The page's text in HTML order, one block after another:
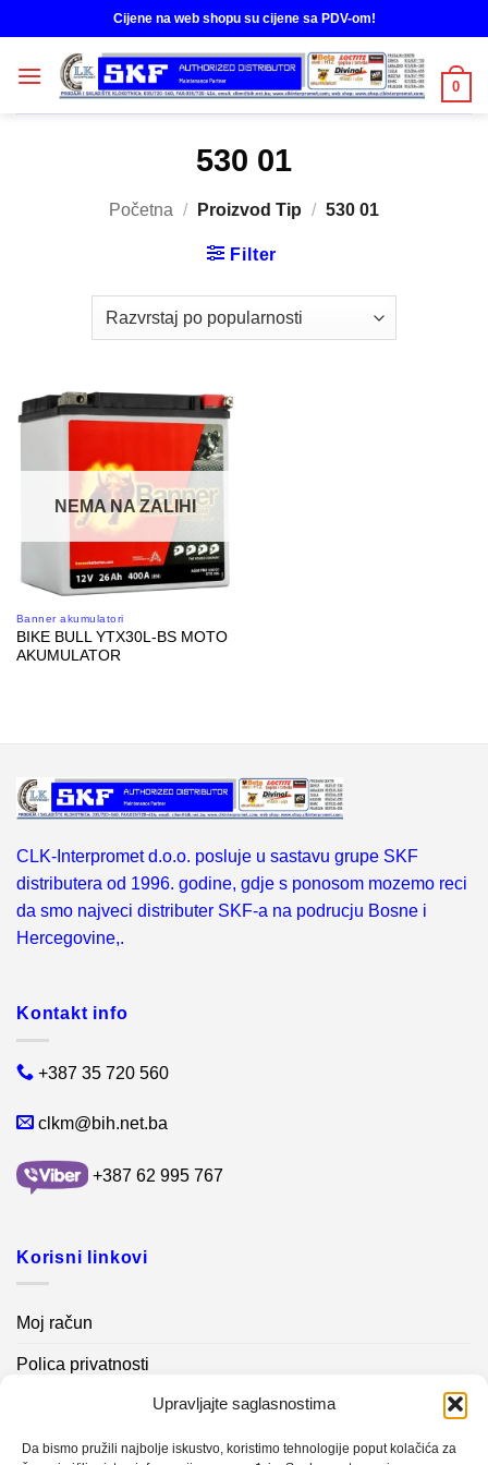
Upravljajte saglasnostima
Da bismo pružili najbolje iskustvo, koristimo tehnologije poput kolačića za
to
content
Cijene na web shopu su cijene sa PDV-om!
0
530 01
Početna / Proizvod Tip / 530 01
Filter
NEMA NA ZALIHI
Banner akumulatori
BIKE BULL YTX30L-BS MOTO
AKUMULATOR
CLK-Interpromet d.o.o. posluje u sastavu grupe SKF
distributera od 1996. godine, gdje s ponosom mozemo reci
da smo najveci distributer SKF-a na podrucju Bosne i
Hercegovine,.
Kontakt info
+387 35 720 560
clkm@bih.net.ba
+387 62 995 767
Korisni linkovi
Moj račun
Polica privatnosti
Kontakt info